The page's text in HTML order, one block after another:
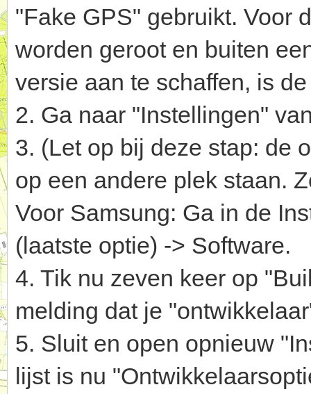
"Fake GPS" gebruikt. Voor
worden geroot en buiten
versie aan te schaffen, is
2. Ga naar "Instellingen"
3. (Let op bij deze stap: de
op een andere plek staan.
Voor Samsung: Ga in de
(laatste optie) -> Software.
4. Tik nu zeven keer op
melding dat je
5. Sluit en open opnieuw
lijst is nu